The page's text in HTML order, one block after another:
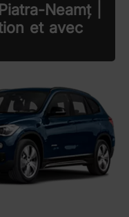
Neamț |
et avec